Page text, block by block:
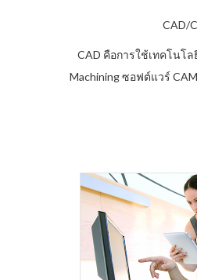
CAD/
CAD คือการใช้เทคโนโ
Machining ซอฟต์แวร์